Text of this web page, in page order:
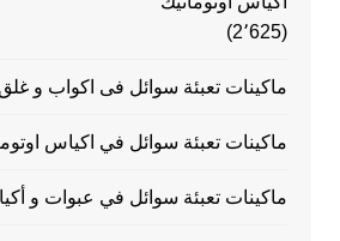
(2٬625)
ماكينات تعبئة سوائل فى اكواب و
ماكينات تعبئة سوائل في اكياس
ماكينات تعبئة سوائل في عبوات و